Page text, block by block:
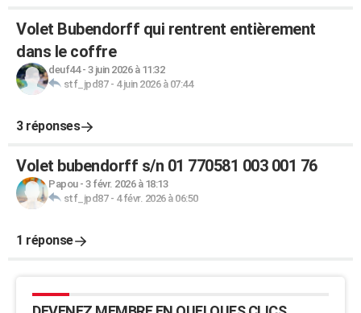
Volet Bubendorff qui rentrent entièrement
dans le coffre
deuf44- 3 juin 2026 à 11:32
stf_jpd87- 4 juin 2026 à 07:44
3 réponses
Volet bubendorff s/n 01 770581 003 001 76
Papou- 3 févr. 2026 à 18:13
stf_jpd87- 4 févr. 2026 à 06:50
1 réponse